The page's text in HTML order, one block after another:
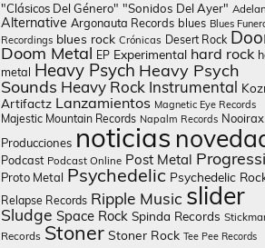
"Clásicos Del Género" "Sonidos Del Ayer"
Alternative Argonauta Records blues Blues
Recordings blues rock Crónicas Desert Rock
Doom Metal EP Experimental hard rock
metal Heavy Psych Heavy Psych
Sounds Heavy Rock Instrumental
Artifactz Lanzamientos Magnetic Eye Records
Majestic Mountain Records Napalm Records Nooirax
Producciones noticias
Podcast Podcast Online Post Metal
Proto Metal Psychedelic Psychedelic
Relapse Records Ripple Music slider
Sludge Space Rock Spinda Records
Records Stoner Stoner Rock Tee Pee Records